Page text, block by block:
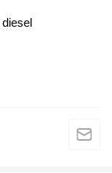
diesel